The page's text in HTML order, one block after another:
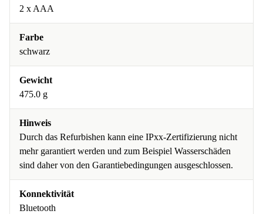
2 x AAA
Farbe
schwarz
Gewicht
475.0 g
Hinweis
Durch das Refurbishen kann eine IPxx-Zertifizierung nicht
mehr garantiert werden und zum Beispiel Wasserschäden
sind daher von den Garantiebedingungen ausgeschlossen.
Konnektivität
Bluetooth